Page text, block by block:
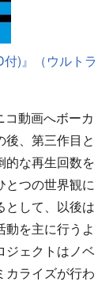
)』（ウルトラ
動画へボーカ
後、第三作目と
的な再生回数を
とつの世界観に
として、以後は
を主に行うよ
ジェクトはノベ
カライズが行わ